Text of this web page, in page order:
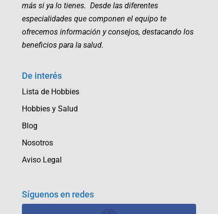
más si ya lo tienes. Desde las diferentes
especialidades que componen el equipo te
ofrecemos información y consejos, destacando los
beneficios para la salud.
De interés
Lista de Hobbies
Hobbies y Salud
Blog
Nosotros
Aviso Legal
Síguenos en redes